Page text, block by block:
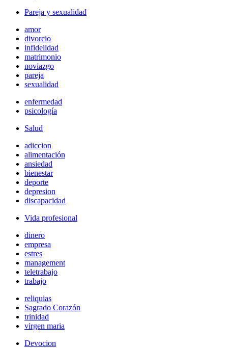
Pareja y sexualidad
amor
divorcio
infidelidad
matrimonio
noviazgo
pareja
sexualidad
enfermedad
psicología
Salud
adiccion
alimentación
ansiedad
bienestar
deporte
depresion
discapacidad
Vida profesional
dinero
empresa
estres
management
teletrabajo
trabajo
reliquias
Sagrado Corazón
trinidad
virgen maria
Devocion